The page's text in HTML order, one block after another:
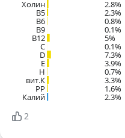
Холин 2.8%
B5 2.3%
B6 0.8%
B9 0.1%
B12 5%
C 0.1%
D 7.3%
E 3.9%
H 0.7%
вит.К 3.3%
PP 1.6%
Калий 2.3%
2